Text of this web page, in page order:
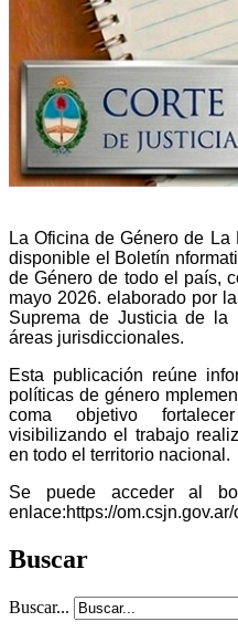
La Oficina de Género de
disponible el Boletín
de Género de todo el país,
mayo 2026. elaborado por
Suprema de Justicia de la
áreas jurisdiccionales.
Esta publicación reúne
políticas de género
coma objetivo
visibilizando el trabajo
en todo el territorio nacional.
Se puede acceder al
enlace:https://
Buscar
Buscar...